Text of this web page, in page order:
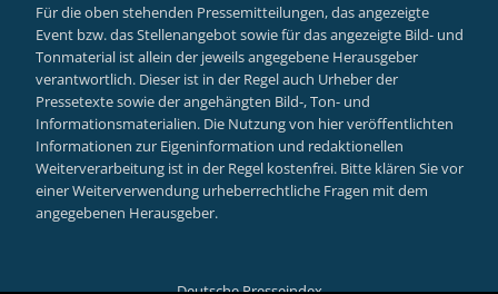
Für die oben stehenden Pressemitteilungen, das angezeigte
Event bzw. das Stellenangebot sowie für das angezeigte Bild- und
Tonmaterial ist allein der jeweils angegebene Herausgeber
verantwortlich. Dieser ist in der Regel auch Urheber der
Pressetexte sowie der angehängten Bild-, Ton- und
Informationsmaterialien. Die Nutzung von hier veröffentlichten
Informationen zur Eigeninformation und redaktionellen
Weiterverarbeitung ist in der Regel kostenfrei. Bitte klären Sie vor
einer Weiterverwendung urheberrechtliche Fragen mit dem
angegebenen Herausgeber.